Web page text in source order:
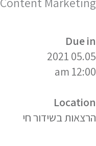
Due in
05.05 2021
12:00 am
Location
הרצאות בשידור חי